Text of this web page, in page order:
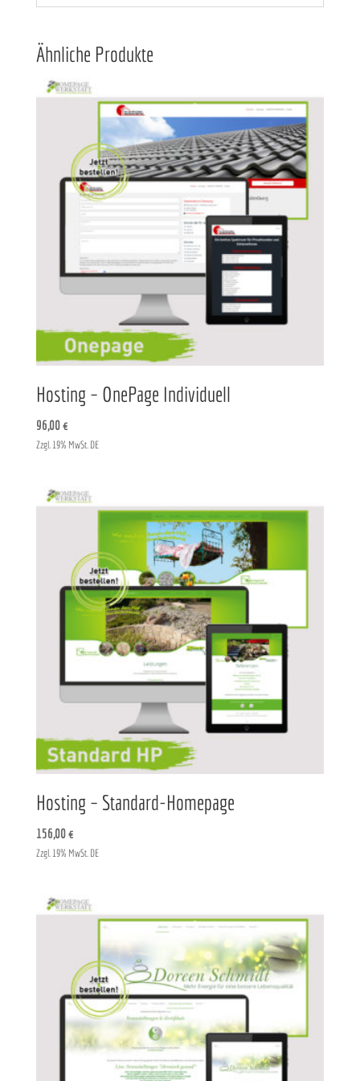
Ähnliche Produkte
Hosting – OnePage Individuell
96,00€
Zzgl. 19% MwSt. DE
Hosting – Standard-Homepage
156,00€
Zzgl. 19% MwSt. DE